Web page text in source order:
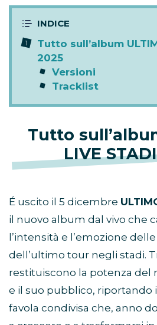
Tutto sull’album
2025
Versioni
Tracklist
Tutto
LIVE
É uscito il 5 dicembre
il nuovo album dal vivo che
l’intensità e l’emozione
dell’ultimo tour negli stadi.
restituiscono la potenza del
e il suo pubblico, riportando
favola condivisa che, anno